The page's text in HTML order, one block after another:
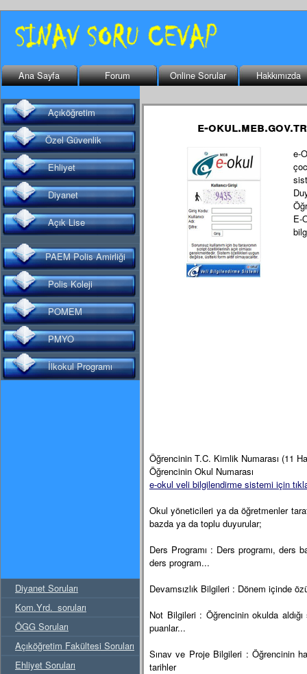
Ana Sayfa Forum Online Sorular Hakkımızda
Açıköğretim
Özel Güvenlik
Ehliyet
Diyanet
Açık Lise
PAEM Polis Amirliği
Polis Koleji
POMEM
PMYO
İlkokul Programı
Diyanet Soruları
Kom.Yrd._soruları
ÖGG Soruları
Açıköğretim Fakültesi Soruları
Ehliyet Soruları
e-
e-
E-
Öğrencinin T.C. Kimlik Numarası (11
Öğrencinin Okul Numarası
e-okul veli bilgilendirme sistemi için
Okul yöneticileri ya da öğretmenler
bazda ya da toplu duyurular;
Ders Programı : Ders programı, ders
ders program...
Devamsızlık Bilgileri : Dönem içinde
Not Bilgileri : Öğrencinin okulda
puanlar...
Sınav ve Proje Bilgileri : Öğrencinin
tarihler